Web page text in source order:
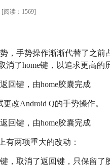
[阅读：1569]
，手势操作渐渐代替了之前
了home键，以追求更高的
改Android Q的手势操作。
有两项重大的改动：
，取消了返回键，只保留了